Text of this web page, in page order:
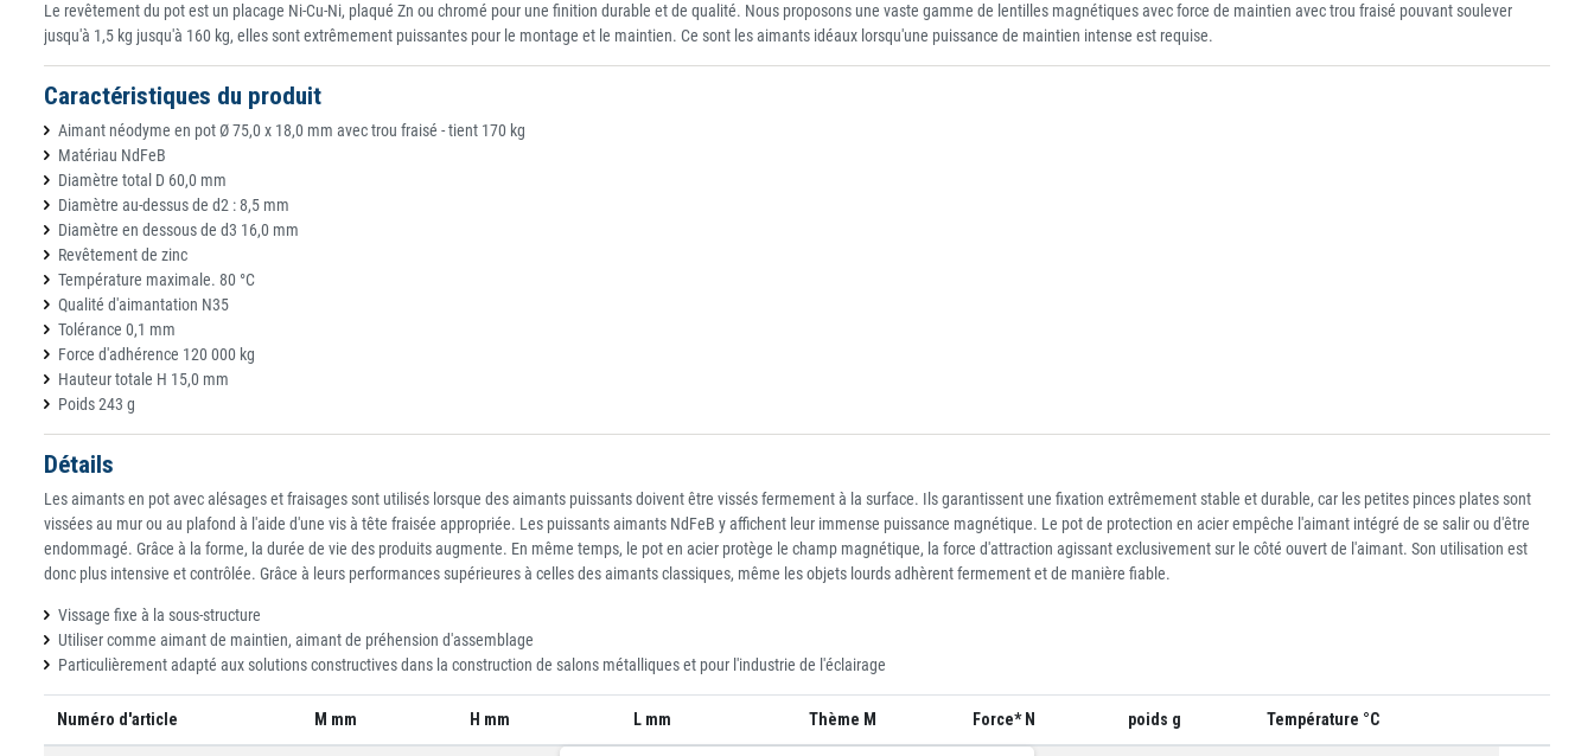
Le revêtement du pot est un placage Ni-Cu-Ni, plaqué Zn ou chromé pour une finition durable et de qualité. Nous proposons une vaste gamme de lentilles magnétiques avec force de maintien avec trou fraisé pouvant soulever
jusqu'à 1,5 kg jusqu'à 160 kg, elles sont extrêmement puissantes pour le montage et le maintien. Ce sont les aimants idéaux lorsqu'une puissance de maintien intense est requise.
Caractéristiques du produit
Aimant néodyme en pot Ø 75,0 x 18,0 mm avec trou fraisé - tient 170 kg
Matériau NdFeB
Diamètre total D 60,0 mm
Diamètre au-dessus de d2 : 8,5 mm
Diamètre en dessous de d3 16,0 mm
Revêtement de zinc
Température maximale. 80 °C
Qualité d'aimantation N35
Tolérance 0,1 mm
Force d'adhérence 120 000 kg
Hauteur totale H 15,0 mm
Poids 243 g
Détails
Les aimants en pot avec alésages et fraisages sont utilisés lorsque des aimants puissants doivent être vissés fermement à la surface. Ils garantissent une fixation extrêmement stable et durable, car les petites pinces plates sont
vissées au mur ou au plafond à l'aide d'une vis à tête fraisée appropriée. Les puissants aimants NdFeB y affichent leur immense puissance magnétique. Le pot de protection en acier empêche l'aimant intégré de se salir ou d'être
endommagé. Grâce à la forme, la durée de vie des produits augmente. En même temps, le pot en acier protège le champ magnétique, la force d'attraction agissant exclusivement sur le côté ouvert de l'aimant. Son utilisation est
donc plus intensive et contrôlée. Grâce à leurs performances supérieures à celles des aimants classiques, même les objets lourds adhèrent fermement et de manière fiable.
Vissage fixe à la sous-structure
Utiliser comme aimant de maintien, aimant de préhension d'assemblage
Particulièrement adapté aux solutions constructives dans la construction de salons métalliques et pour l'industrie de l'éclairage
Numéro d'article M mm H mm L mm Thème M Force* N poids g Température °C